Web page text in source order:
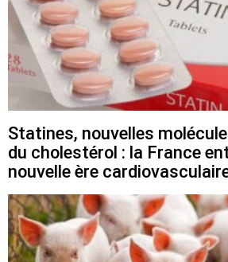
Statines, nouvelles
du cholestérol : la France
nouvelle ère